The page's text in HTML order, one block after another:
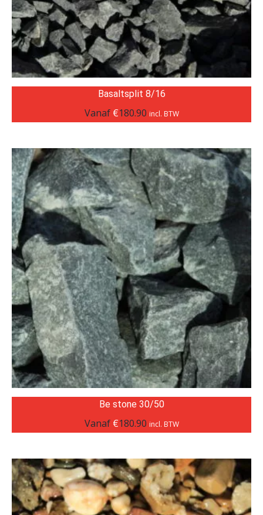
Basaltsplit 8/16
Vanaf €180.90 incl. BTW
Be stone 30/50
Vanaf €180.90 incl. BTW